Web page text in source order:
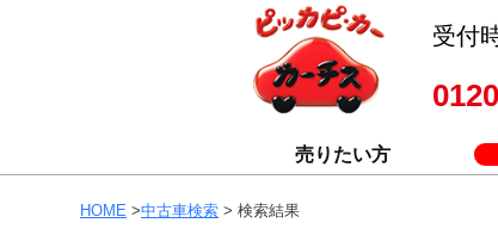
受付
売りたい方
HOME >中古車検索 > 検索結果